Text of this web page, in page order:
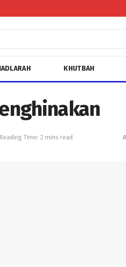
KHUTBAH
Reading Time: 2 mins read